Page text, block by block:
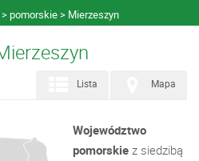
pomorskie Mierzeszyn
Mierzeszyn
Mapa
Lista
Województwo
pomorskie z siedzibą